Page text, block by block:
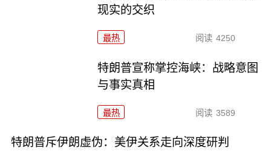
现实的交织
最热 阅读 4250
特朗普宣称掌控海峡：战略意图
与事实真相
最热 阅读 3589
特朗普斥伊朗虚伪：美伊关系走向深度研判